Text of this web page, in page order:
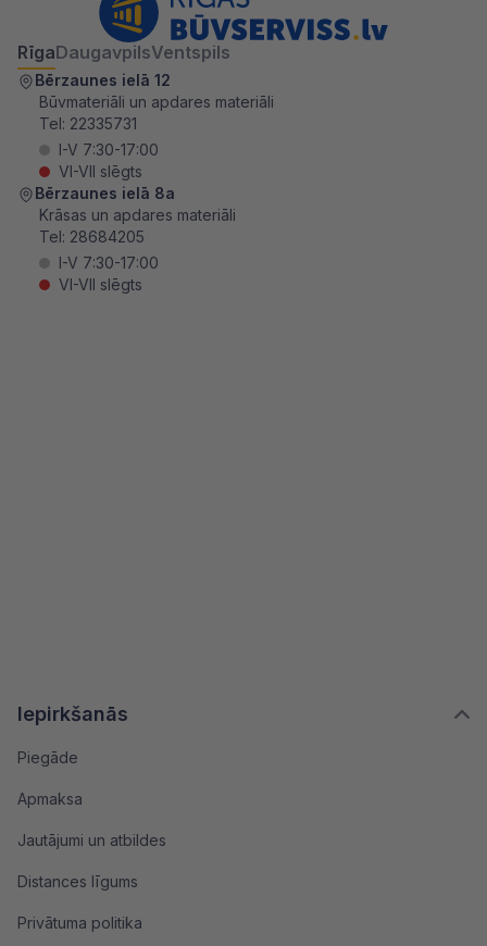
Iepirkšanās
Piegāde
Apmaksa
Jautājumi un atbildes
Distances līgums
Privātuma politika
RīgaDaugavpilsVentspils
Bērzaunes ielā 12
Būvmateriāli un apdares materiāli
Tel: 22335731
I-V 7:30-17:00
VI-VII slēgts
Bērzaunes ielā 8a
Krāsas un apdares materiāli
Tel: 28684205
I-V 7:30-17:00
VI-VII slēgts